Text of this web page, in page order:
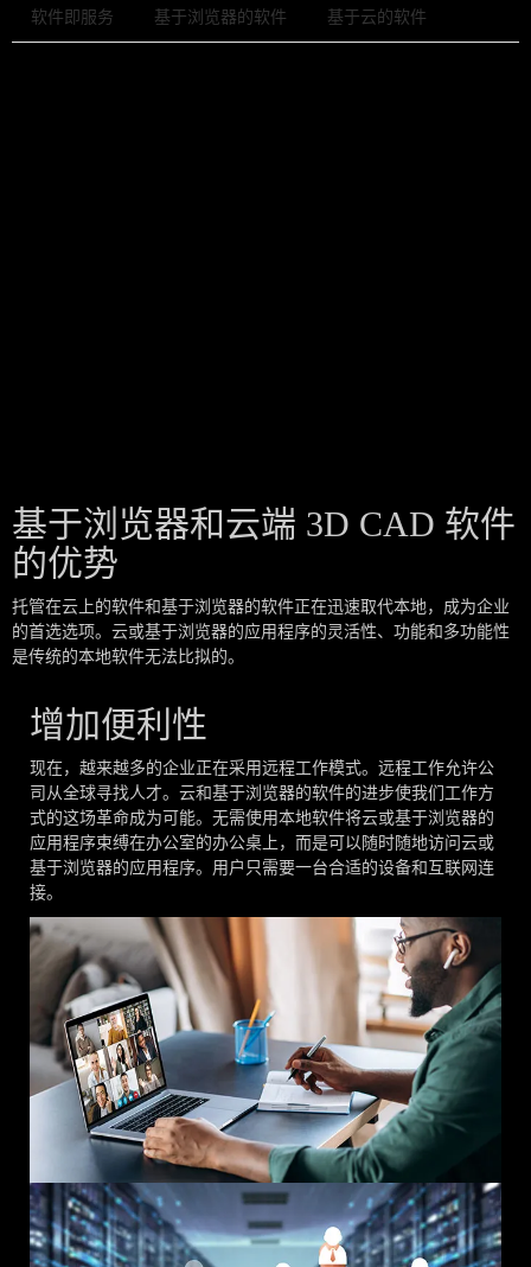
软件即服务 基于浏览器的软件 基于云的软件
基于浏览器和云端 3D CAD 软件
的优势
托管在云上的软件和基于浏览器的软件正在迅速取代本地，成为企业
的首选选项。云或基于浏览器的应用程序的灵活性、功能和多功能性
是传统的本地软件无法比拟的。
增加便利性
现在，越来越多的企业正在采用远程工作模式。远程工作允许公
司从全球寻找人才。云和基于浏览器的软件的进步使我们工作方
式的这场革命成为可能。无需使用本地软件将云或基于浏览器的
应用程序束缚在办公室的办公桌上，而是可以随时随地访问云或
基于浏览器的应用程序。用户只需要一台合适的设备和互联网连
接。